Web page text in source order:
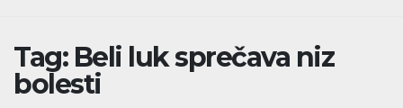
Tag: Beli luk sprečava niz
bolesti